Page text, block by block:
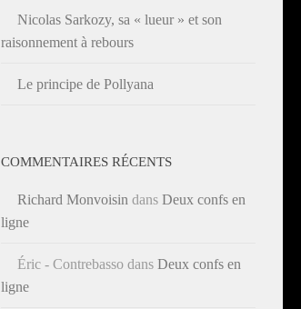
Nicolas Sarkozy, sa « lueur » et son
raisonnement à rebours
Le principe de Pollyana
COMMENTAIRES RÉCENTS
Richard Monvoisin dans Deux confs en
ligne
Éric - Contrebasso dans Deux confs en
ligne